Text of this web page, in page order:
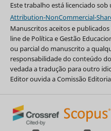
Este trabalho está licenciado sob
Attribution-NonCommercial-
Manuscritos aceitos e
line de Política e Gestão
ou parcial do manuscrito a
responsabilidade do conteúdo
vedada a tradução para outro
Editor ouvida a Comissão